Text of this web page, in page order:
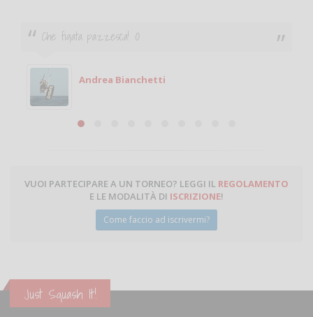
Che figata pazzesca! :O
Andrea Bianchetti
VUOI PARTECIPARE A UN TORNEO? LEGGI IL REGOLAMENTO
E LE MODALITÀ DI ISCRIZIONE!
Come faccio ad iscrivermi?
Just Squash It!